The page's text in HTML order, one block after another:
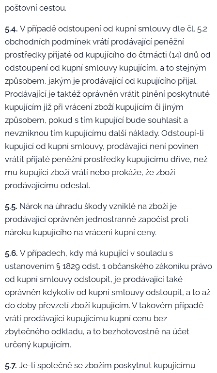
poštovní cestou.
5.4. V případě odstoupení od kupní smlouvy dle čl. 5.2
obchodních podmínek vrátí prodávající peněžní
prostředky přijaté od kupujícího do čtrnácti (14) dnů od
odstoupení od kupní smlouvy kupujícím, a to stejným
způsobem, jakým je prodávající od kupujícího přijal.
Prodávající je taktéž oprávněn vrátit plnění poskytnuté
kupujícím již při vrácení zboží kupujícím či jiným
způsobem, pokud s tím kupující bude souhlasit a
nevzniknou tím kupujícímu další náklady. Odstoupí-li
kupující od kupní smlouvy, prodávající není povinen
vrátit přijaté peněžní prostředky kupujícímu dříve, než
mu kupující zboží vrátí nebo prokáže, že zboží
prodávajícímu odeslal.
5.5. Nárok na úhradu škody vzniklé na zboží je
prodávající oprávněn jednostranně započíst proti
nároku kupujícího na vrácení kupní ceny.
5.6. V případech, kdy má kupující v souladu s
ustanovením § 1829 odst. 1 občanského zákoníku právo
od kupní smlouvy odstoupit, je prodávající také
oprávněn kdykoliv od kupní smlouvy odstoupit, a to až
do doby převzetí zboží kupujícím. V takovém případě
vrátí prodávající kupujícímu kupní cenu bez
zbytečného odkladu, a to bezhotovostně na účet
určený kupujícím.
5.7. Je-li společně se zbožím poskytnut kupujícímu